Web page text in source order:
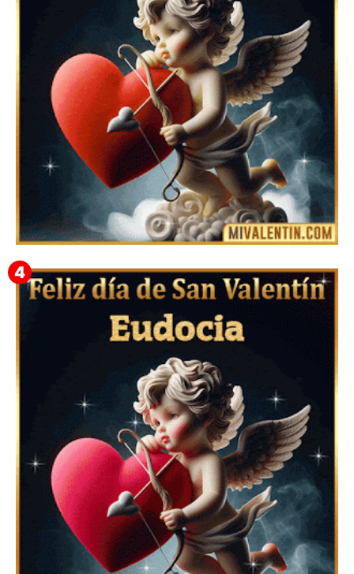
Mensajes Tarjetas y GiF de San Valentín para Amigas
Feliz San Valentín Valeska